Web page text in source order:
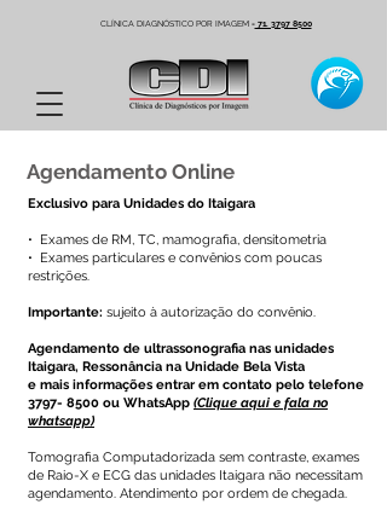
CLÍNICA DIAGNÓSTICO POR IMAGEM-71. 3797 8500
Agendamento Online
Exclusivo para Unidades do Itaigara
•⁠ ⁠Exames de RM, TC, mamografia, densitometria
•⁠ ⁠Exames particulares e convênios com poucas
restrições.
Importante: sujeito à autorização do convênio.
Agendamento de ultrassonografia nas unidades
Itaigara, Ressonância na Unidade Bela Vista
e mais informações entrar em contato pelo telefone
3797- 8500 ou WhatsApp (Clique aqui e fala no
whatsapp)
Tomografia Computadorizada sem contraste, exames
de Raio-X e ECG das unidades Itaigara não necessitam
agendamento. Atendimento por ordem de chegada.